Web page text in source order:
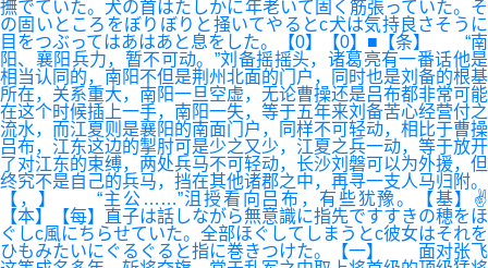
撫でていた。犬の首はたしかに年老いて固く筋張っていた。そ
の固いところをぼりぼりと掻いてやるとc犬は気持良さそうに
目をつぶってはあはあと息をした。【0】【0】■【条】 “南
阳、襄阳兵力，暂不可动。”刘备摇摇头，诸葛亮有一番话他是
相当认同的，南阳不但是荆州北面的门户，同时也是刘备的根基
所在，关系重大，南阳一旦空虚，无论曹操还是吕布都非常可能
在这个时候插上一手，南阳一失，等于五年来刘备苦心经营付之
流水，而江夏则是襄阳的南面门户，同样不可轻动，相比于曹操
吕布，江东这边的掣肘可是少之又少，江夏之兵一动，等于放开
了对江东的束缚，两处兵马不可轻动，长沙刘磐可以为外援，但
终究不是自己的兵马，挡在其他诸郡之中，再寻一支人马归附。
【，】 “主公……”沮授看向吕布，有些犹豫。【基】✌
【本】【每】直子は話しながら無意識に指先ですすきの穂をほ
ぐしc風にちらせていた。全部ほぐしてしまうとc彼女はそれを
ひもみたいにぐるぐると指に巻きつけた。【一】 面对张飞